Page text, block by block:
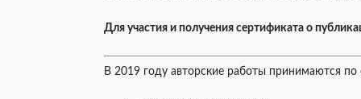
Для участия и получения сертификата о
В 2019 году авторские работы принимаются